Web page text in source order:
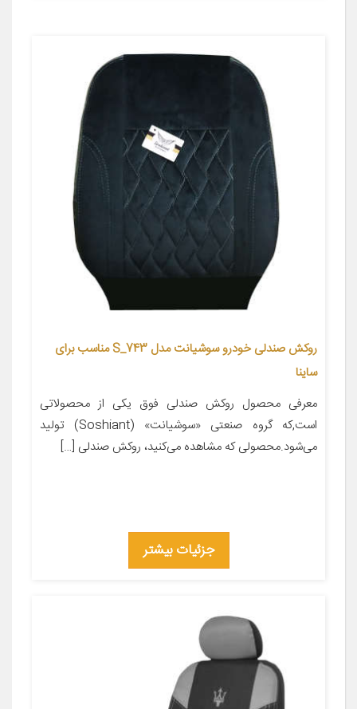
روکش صندلی خودرو سوشیانت مدل S_743 مناسب برای
ساینا
معرفی محصول روکش صندلی فوق یکی از محصولاتی
است,که گروه صنعتی «سوشیانت» (Soshiant) تولید
می‌شود.محصولی که مشاهده می‌کنید، روکش صندلی […]
جزئیات بیشتر